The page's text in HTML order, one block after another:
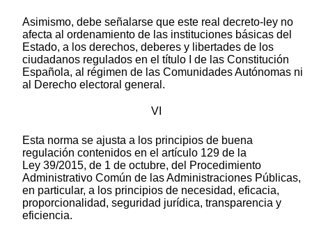
Asimismo, debe señalarse que este real decreto-ley no
afecta al ordenamiento de las instituciones básicas del
Estado, a los derechos, deberes y libertades de los
ciudadanos regulados en el título I de las Constitución
Española, al régimen de las Comunidades Autónomas ni
al Derecho electoral general.
VI
Esta norma se ajusta a los principios de buena
regulación contenidos en el artículo 129 de la
Ley 39/2015, de 1 de octubre, del Procedimiento
Administrativo Común de las Administraciones Públicas,
en particular, a los principios de necesidad, eficacia,
proporcionalidad, seguridad jurídica, transparencia y
eficiencia.